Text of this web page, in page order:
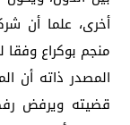
أخرى، علما أن
منجم بوكراع وفقا
المصدر ذاته أن
قضيته ويرفض